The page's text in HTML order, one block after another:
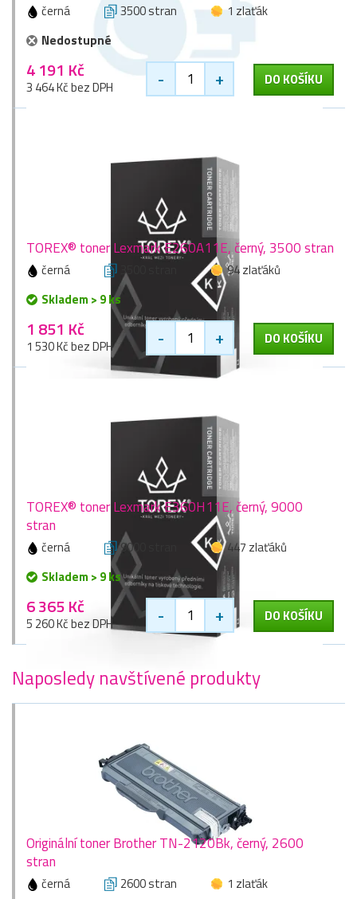
černá 3500 stran
1 zlaťák
Nedostupné
4 191 Kč
3 464 Kč bez DPH - + DO KOŠÍKU
TOREX® toner Lexmark E260A11E, černý, 3500 stran
černá 3500 stran
94 zlaťáků
Skladem > 9 ks
1 851 Kč
1 530 Kč bez DPH - + DO KOŠÍKU
TOREX® toner Lexmark E360H11E, černý, 9000
stran
černá 9000 stran
447 zlaťáků
Skladem > 9 ks
6 365 Kč
5 260 Kč bez DPH - + DO KOŠÍKU
Naposledy navštívené produkty
Originální toner Brother TN-2120Bk, černý, 2600
stran
černá 2600 stran 1 zlaťák